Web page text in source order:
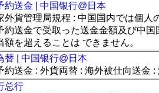
約送金 | 中国银行@日本
外貨管理局規程 : 中国国内では個
約送金で受取った送金金額及び中
額を超えることは できません。
替 | 中国银行@日本
約送金 : 外貨両替 : 海外被仕向送金
总行